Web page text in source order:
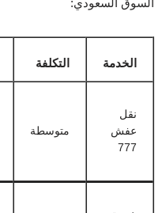
السوق السعودي:
الخدمة التكلفة
نقل
عفش
777
متوسطة